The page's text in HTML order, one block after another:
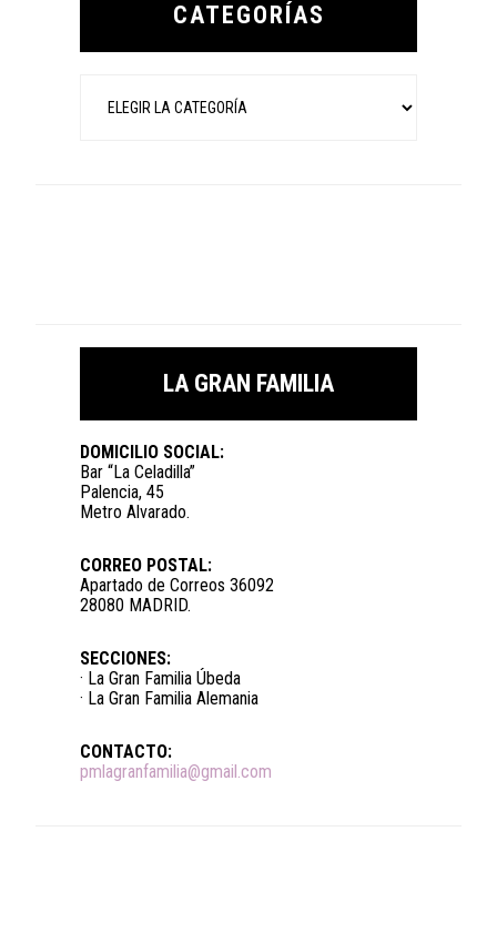
CATEGORÍAS
LA GRAN FAMILIA
DOMICILIO SOCIAL:
Bar “La Celadilla”
Palencia, 45
Metro Alvarado.
CORREO POSTAL:
Apartado de Correos 36092
28080 MADRID.
SECCIONES:
· La Gran Familia Úbeda
· La Gran Familia Alemania
CONTACTO:
pmlagranfamilia@gmail.com